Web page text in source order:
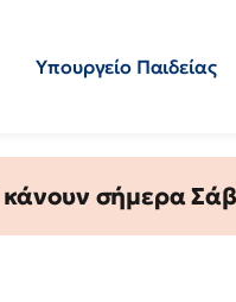
Υπουργείο Παιδείας
σήμερα